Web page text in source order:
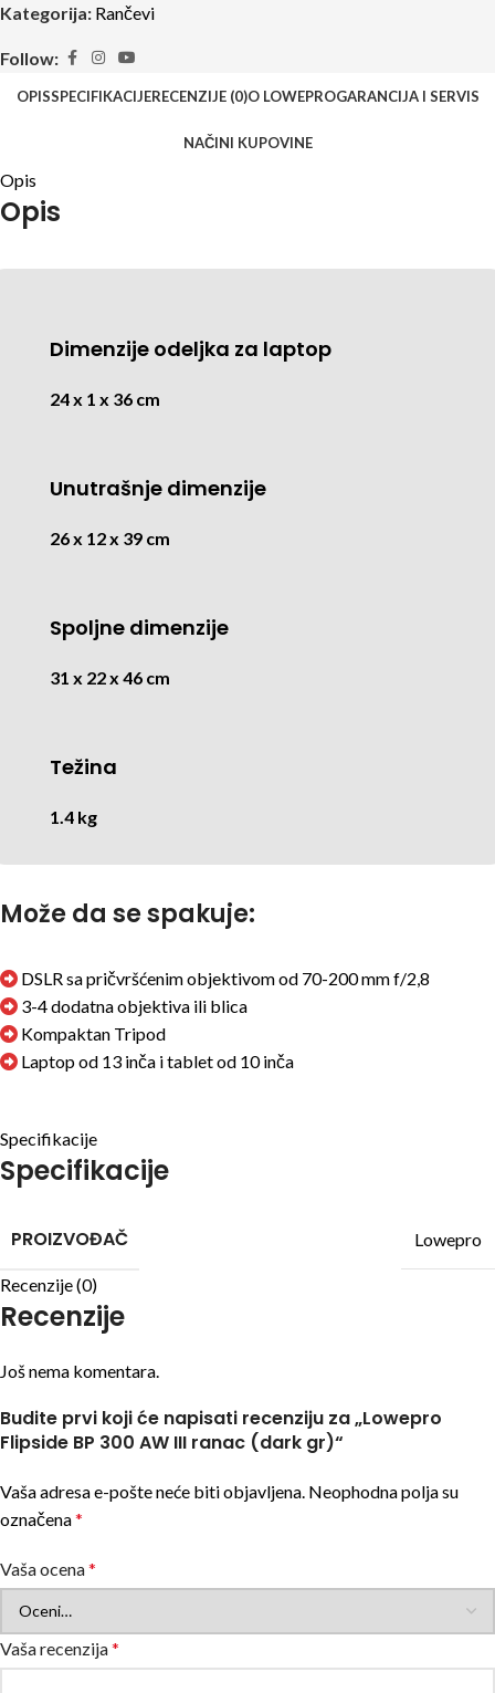
Kategorija: Rančevi
Follow:
OPISSPECIFIKACIJERECENZIJE (0)O LOWEPROGARANCIJA I SERVIS
NAČINI KUPOVINE
Opis
Opis
Dimenzije odeljka za laptop
24 x 1 x 36 cm
Unutrašnje dimenzije
26 x 12 x 39 cm
Spoljne dimenzije
31 x 22 x 46 cm
Težina
1.4 kg
Može da se spakuje:
DSLR sa pričvršćenim objektivom od 70-200 mm f/2,8
3-4 dodatna objektiva ili blica
Kompaktan Tripod
Laptop od 13 inča i tablet od 10 inča
Specifikacije
Specifikacije
PROIZVOĐAČ Lowepro
Recenzije (0)
Recenzije
Još nema komentara.
Budite prvi koji će napisati recenziju za „Lowepro
Flipside BP 300 AW III ranac (dark gr)“
Vaša adresa e-pošte neće biti objavljena. Neophodna polja su
označena*
Vaša ocena*
Vaša recenzija*